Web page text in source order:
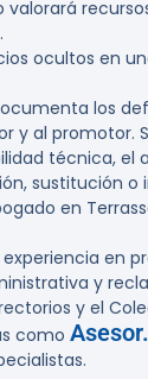
valorará
ocultos en
los
y al promotor.
técnica, el
sustitución o
en
en
y
y el
como